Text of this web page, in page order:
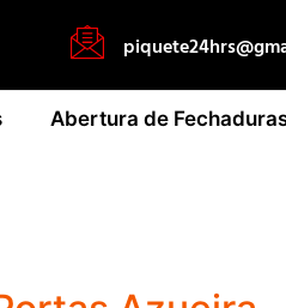
Abertura de